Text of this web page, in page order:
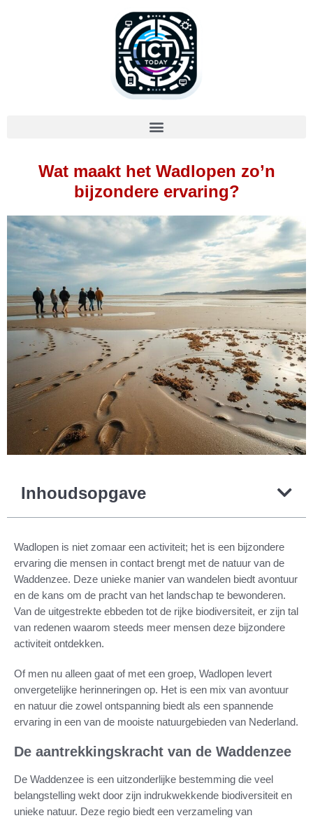
Wat maakt het Wadlopen zo’n
bijzondere ervaring?
Inhoudsopgave
Wadlopen is niet zomaar een activiteit; het is een bijzondere
ervaring die mensen in contact brengt met de natuur van de
Waddenzee. Deze unieke manier van wandelen biedt avontuur
en de kans om de pracht van het landschap te bewonderen.
Van de uitgestrekte ebbeden tot de rijke biodiversiteit, er zijn tal
van redenen waarom steeds meer mensen deze bijzondere
activiteit ontdekken.
Of men nu alleen gaat of met een groep, Wadlopen levert
onvergetelijke herinneringen op. Het is een mix van avontuur
en natuur die zowel ontspanning biedt als een spannende
ervaring in een van de mooiste natuurgebieden van Nederland.
De aantrekkingskracht van de Waddenzee
De Waddenzee is een uitzonderlijke bestemming die veel
belangstelling wekt door zijn indrukwekkende biodiversiteit en
unieke natuur. Deze regio biedt een verzameling van